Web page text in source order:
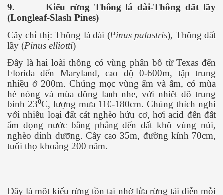
9.
Kiểu rừng Thông lá dài-Thông đất lầy
(Longleaf-Slash Pines)
Cây chỉ thị: Thông lá dài (Pinus palustris), Thông đất
lầy (Pinus elliotti)
Đây là hai loài thông có vùng phân bố từ Texas đến
Florida đến Maryland, cao độ 0-600m, tập trung
nhiều ở 200m. Chúng mọc vùng ấm và ẩm, có mùa
hè nóng và mùa đông lạnh nhẹ, với nhiệt độ trung
bình 23⁰C, lượng mưa 110-180cm. Chúng thích nghi
với nhiều loại đất cát nghèo hửu cơ, hơi acid đến đất
ẩm đọng nước bằng phẳng đến đất khô vùng núi,
nghèo dinh dưỡng. Cây cao 35m, đường kính 70cm,
tuổi thọ khoảng 200 năm.
Đây là một kiểu rừng tồn tại nhờ lửa rừng tái diễn mỗi